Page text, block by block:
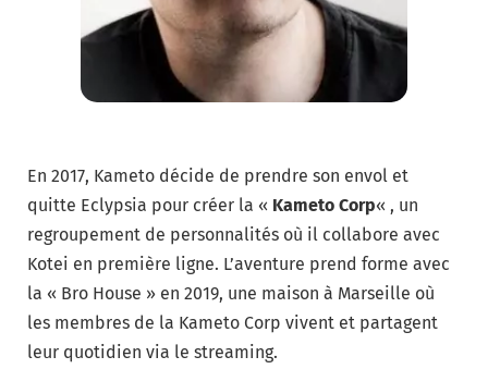
En 2017, Kameto décide de prendre son envol et
quitte Eclypsia pour créer la « Kameto Corp« , un
regroupement de personnalités où il collabore avec
Kotei en première ligne. L’aventure prend forme avec
la « Bro House » en 2019, une maison à Marseille où
les membres de la Kameto Corp vivent et partagent
leur quotidien via le streaming.